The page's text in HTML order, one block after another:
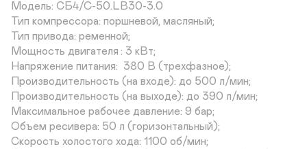
Модель: СБ4/С-50.LB30-3.0
Тип компрессора: поршневой, масляный;
Тип привода: ременной;
Мощность двигателя	: 3 кВт;
Напряжение питания:  380 В (трехфазное);
Производительность (на входе): до 500 л/мин;
Производительность (на выходе):	до 390 л/мин;
Максимальное рабочее давление: 9 бар;
Объем ресивера: 50 л (горизонтальный);
Скорость холостого хода: 1100 об/мин;